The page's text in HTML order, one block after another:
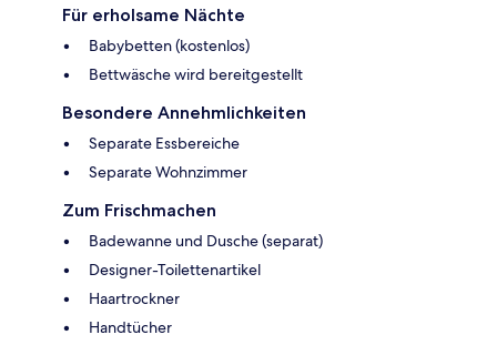
Für erholsame Nächte
Babybetten (kostenlos)
Bettwäsche wird bereitgestellt
Besondere Annehmlichkeiten
Separate Essbereiche
Separate Wohnzimmer
Zum Frischmachen
Badewanne und Dusche (separat)
Designer-Toilettenartikel
Haartrockner
Handtücher